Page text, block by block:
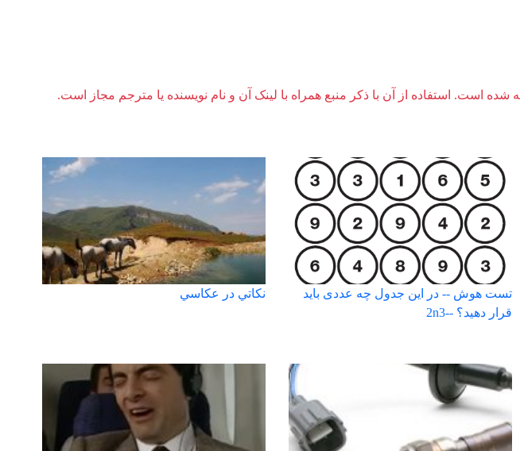
شده است. استفاده از آن با ذکر منبع همراه با لینک آن و نام نویسنده یا مترجم مجاز است.
تست هوش -- در این جدول چه عددی باید
قرار دهید؟ --2n3
نكاتي در عكاسي